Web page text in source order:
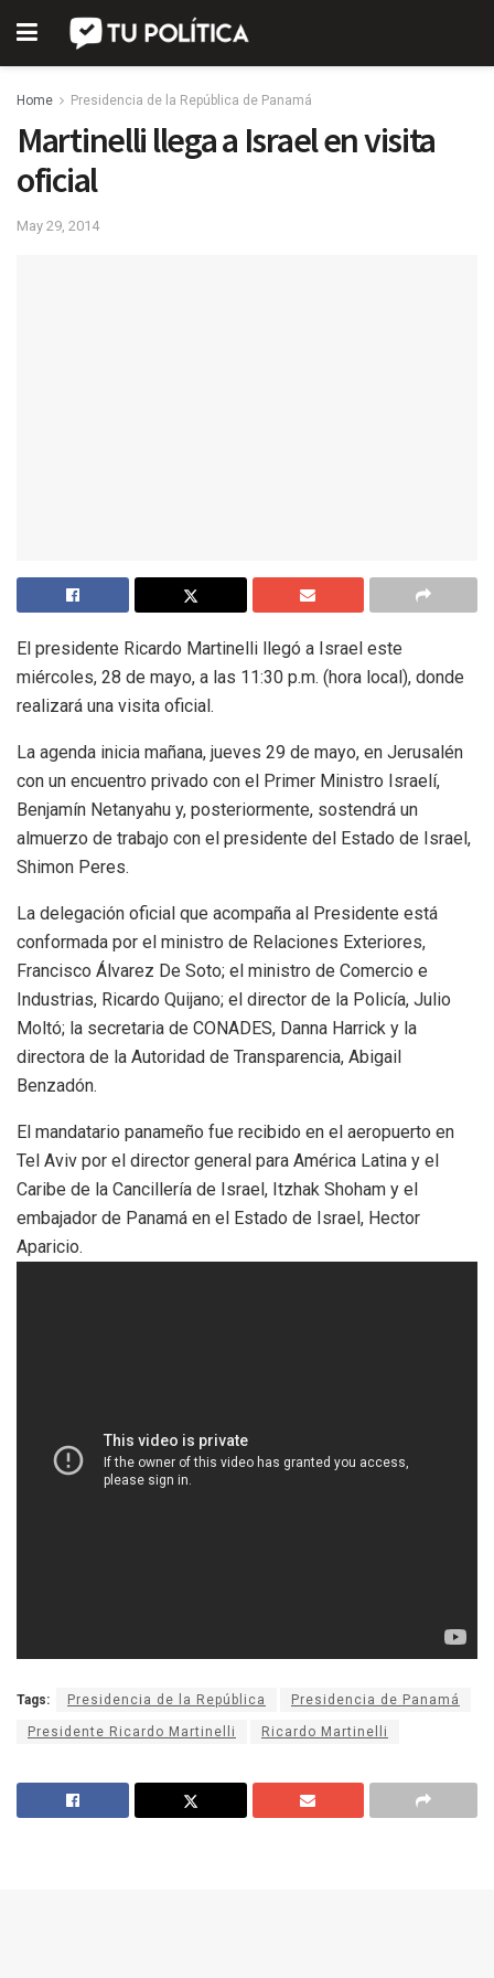
Home Presidencia de la República de Panamá
Martinelli llega a Israel en visita
oficial
May 29, 2014
El presidente Ricardo Martinelli llegó a Israel este
miércoles, 28 de mayo, a las 11:30 p.m. (hora local), donde
realizará una visita oficial.
La agenda inicia mañana, jueves 29 de mayo, en Jerusalén
con un encuentro privado con el Primer Ministro Israelí,
Benjamín Netanyahu y, posteriormente, sostendrá un
almuerzo de trabajo con el presidente del Estado de Israel,
Shimon Peres.
La delegación oficial que acompaña al Presidente está
conformada por el ministro de Relaciones Exteriores,
Francisco Álvarez De Soto; el ministro de Comercio e
Industrias, Ricardo Quijano; el director de la Policía, Julio
Moltó; la secretaria de CONADES, Danna Harrick y la
directora de la Autoridad de Transparencia, Abigail
Benzadón.
El mandatario panameño fue recibido en el aeropuerto en
Tel Aviv por el director general para América Latina y el
Caribe de la Cancillería de Israel, Itzhak Shoham y el
embajador de Panamá en el Estado de Israel, Hector
Aparicio.
Tags: Presidencia de la República Presidencia de Panamá
Presidente Ricardo Martinelli Ricardo Martinelli